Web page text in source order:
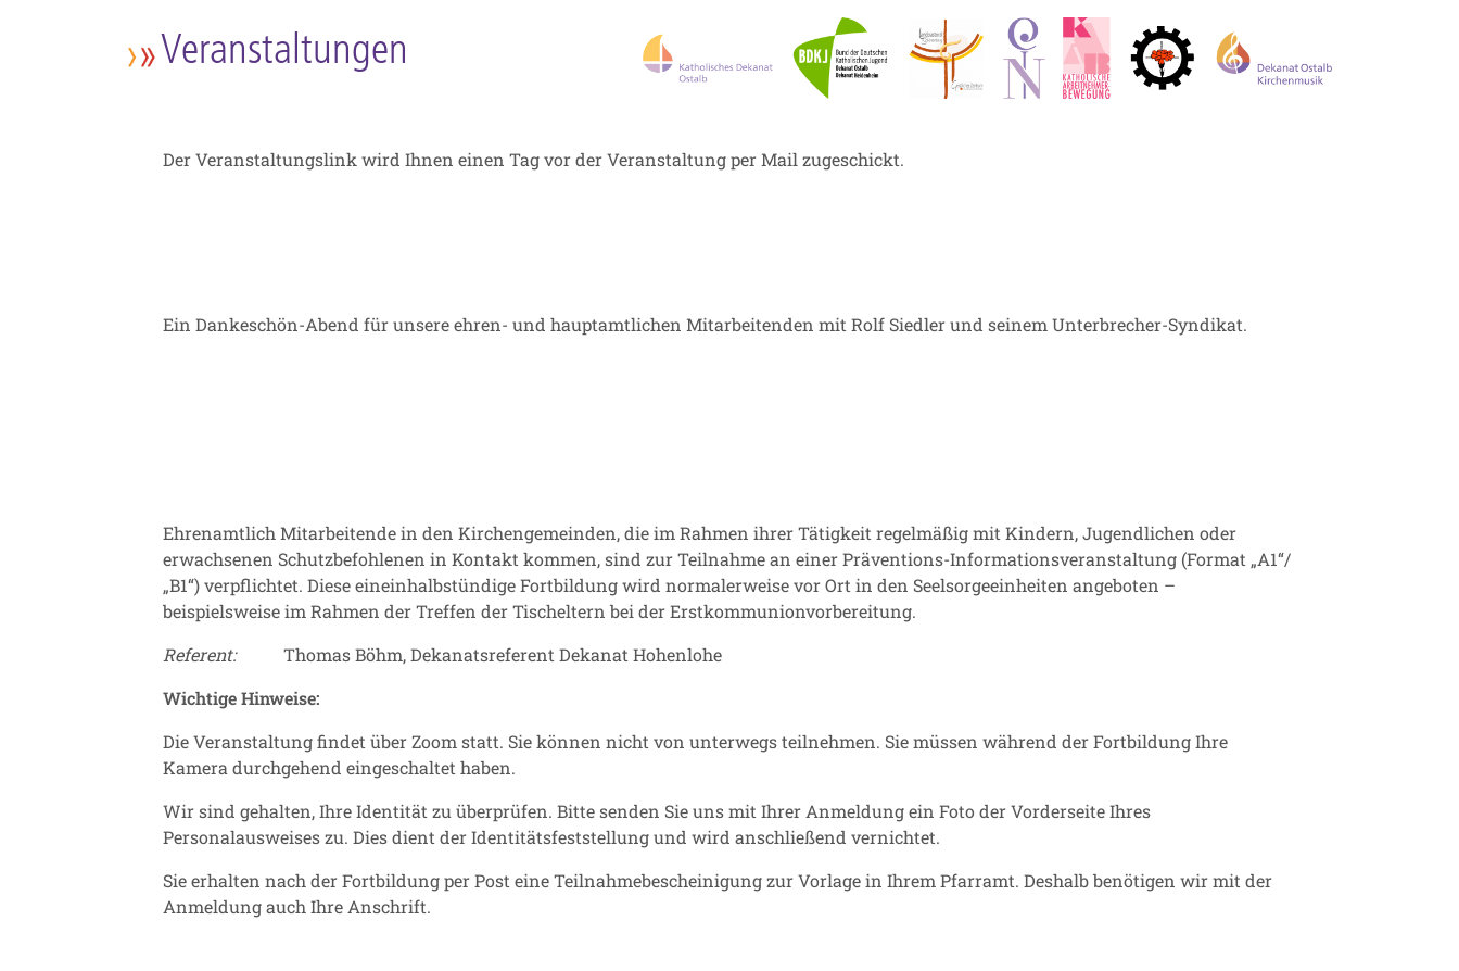
Veranstaltungen
Der Veranstaltungslink wird Ihnen einen Tag vor der Veranstaltung per Mail zugeschickt.
Ein Dankeschön-Abend für unsere ehren- und hauptamtlichen Mitarbeitenden mit Rolf Siedler und seinem Unterbrecher-Syndikat.
Ehrenamtlich Mitarbeitende in den Kirchengemeinden, die im Rahmen ihrer Tätigkeit regelmäßig mit Kindern, Jugendlichen oder
erwachsenen Schutzbefohlenen in Kontakt kommen, sind zur Teilnahme an einer Präventions-Informationsveranstaltung (Format „A1“/
„B1“) verpflichtet. Diese eineinhalbstündige Fortbildung wird normalerweise vor Ort in den Seelsorgeeinheiten angeboten –
beispielsweise im Rahmen der Treffen der Tischeltern bei der Erstkommunionvorbereitung.
Referent:Thomas Böhm, Dekanatsreferent Dekanat Hohenlohe
Wichtige Hinweise:
Die Veranstaltung findet über Zoom statt. Sie können nicht von unterwegs teilnehmen. Sie müssen während der Fortbildung Ihre
Kamera durchgehend eingeschaltet haben.
Wir sind gehalten, Ihre Identität zu überprüfen. Bitte senden Sie uns mit Ihrer Anmeldung ein Foto der Vorderseite Ihres
Personalausweises zu. Dies dient der Identitätsfeststellung und wird anschließend vernichtet.
Sie erhalten nach der Fortbildung per Post eine Teilnahmebescheinigung zur Vorlage in Ihrem Pfarramt. Deshalb benötigen wir mit der
Anmeldung auch Ihre Anschrift.